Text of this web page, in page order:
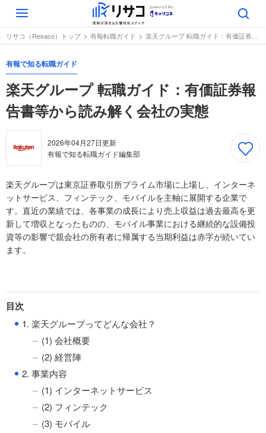
Toggle
navigation
リサコ（Resaco）トップ 有報転職ガイド 楽天グループ 転職ガイド：有価証券報告書等から読み解く会社の実態
有報で知る転職ガイド
楽天グループ 転職ガイド：有価証券報
告書等から読み解く会社の実態
2026年04月27日更新
有報で知る転職ガイド編集部
楽天グループは東京証券取引所プライム市場に上場し、インターネ
ットサービス、フィンテック、モバイルを主軸に展開する企業で
す。直近の業績では、各事業の成長により売上収益は過去最高を更
新して増収となったものの、モバイル事業における継続的な設備投
資等の影響で親会社の所有者に帰属する当期利益は赤字が続いてい
ます。
目次
● 1. 楽天グループってどんな会社？
(1) 会社概要
(2) 経営陣
● 2. 事業内容
(1) インターネットサービス
(2) フィンテック
(3) モバイル